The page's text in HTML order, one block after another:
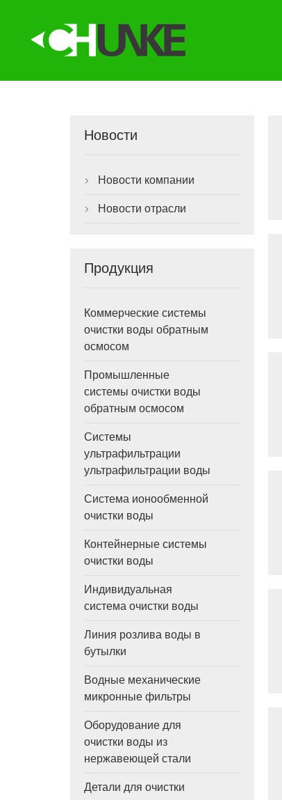
Новости
 Новости компании
 Новости отрасли
Продукция
Коммерческие системы
очистки воды обратным
осмосом
Промышленные
системы очистки воды
обратным осмосом
Системы
ультрафильтрации
ультрафильтрации воды
Система ионообменной
очистки воды
Контейнерные системы
очистки воды
Индивидуальная
система очистки воды
Линия розлива воды в
бутылки
Водные механические
микронные фильтры
Оборудование для
очистки воды из
нержавеющей стали
Детали для очистки